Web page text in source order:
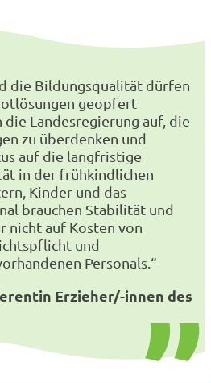
die Bildungsqualität dürfen
geopfert
Landesregierung auf, die
zu überdenken und
auf die langfristige
in der frühkindlichen
Kinder und das
brauchen Stabilität und
nicht auf Kosten von
und
Personals.“
Erzieher/-innen des